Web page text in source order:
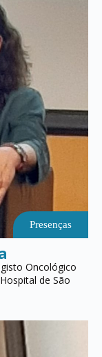
Presenças
Oncológico
de São